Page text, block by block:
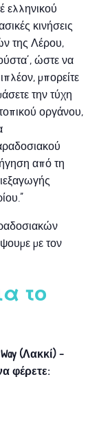
ελληνικού
κινήσεις
της Λέρου,
ώστε να
μπορείτε
την τύχη
οργάνου,
από τη
με τον
το
(Λακκί) –
φέρετε: